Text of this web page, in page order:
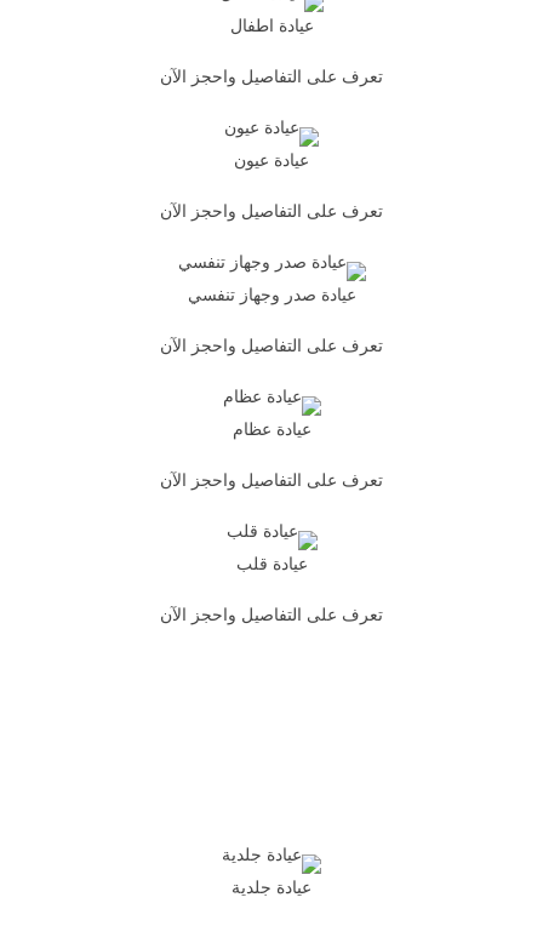
عيادة اطفال
تعرف على التفاصيل واحجز الآن
عيادة عيون
تعرف على التفاصيل واحجز الآن
عيادة صدر وجهاز تنفسي
تعرف على التفاصيل واحجز الآن
عيادة عظام
تعرف على التفاصيل واحجز الآن
عيادة قلب
تعرف على التفاصيل واحجز الآن
عيادة جلدية